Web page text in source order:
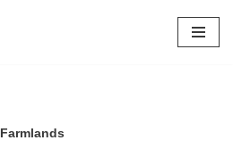
Farmlands